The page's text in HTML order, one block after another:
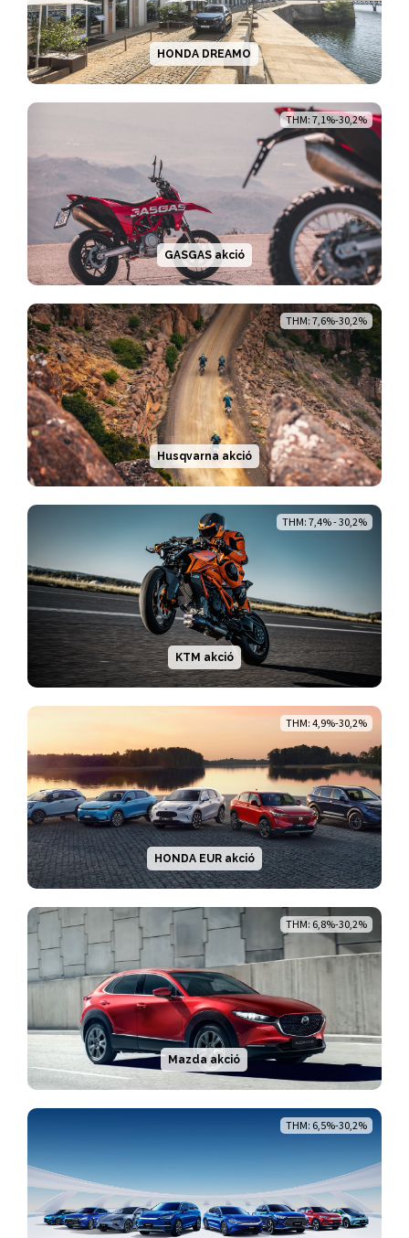
HONDA DREAMO
THM: 7,1%-30,2%
GASGAS akció
THM: 7,6%-30,2%
Husqvarna akció
THM: 7,4% - 30,2%
KTM akció
THM: 4,9%-30,2%
HONDA EUR akció
THM: 6,8%-30,2%
Mazda akció
THM: 6,5%-30,2%